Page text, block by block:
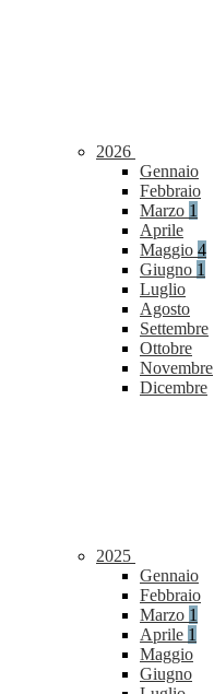
2026
Gennaio
Febbraio
Marzo 1
Aprile
Maggio 4
Giugno 1
Luglio
Agosto
Settembre
Ottobre
Novembre
Dicembre
2025
Gennaio
Febbraio
Marzo 1
Aprile 1
Maggio
Giugno